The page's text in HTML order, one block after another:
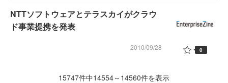
NTTソフトウェアとテラスカイがクラウ
ド事業提携を発表
2010/09/28 0
15747件中14554～14560件を表示